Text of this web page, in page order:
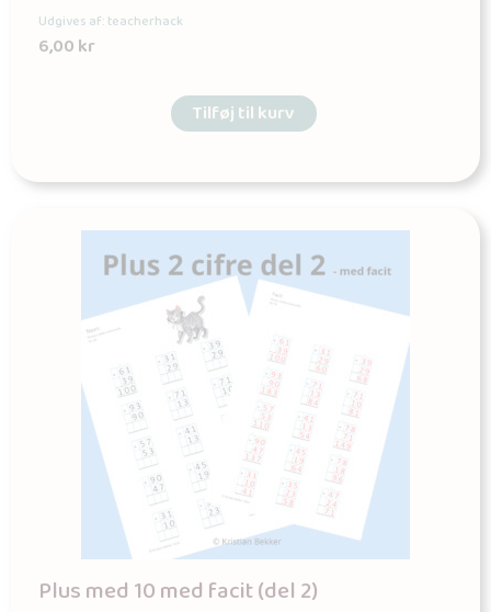
Udgives af: teacherhack
6,00kr
Tilføj til kurv
Plus med 10 med facit (del 2)